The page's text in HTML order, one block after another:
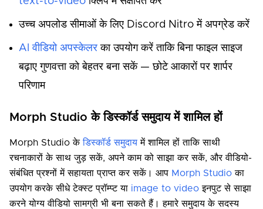
उच्च अपलोड सीमाओं के लिए Discord Nitro में अपग्रेड करें
AI वीडियो अपस्केलर का उपयोग करें ताकि बिना फाइल साइज
बढ़ाए गुणवत्ता को बेहतर बना सकें — छोटे आकारों पर शार्पर
परिणाम
Morph Studio के डिस्कॉर्ड समुदाय में शामिल हों
Morph Studio केडिस्कॉर्ड समुदाय में शामिल हों ताकि साथी
रचनाकारों के साथ जुड़ सकें, अपने काम को साझा कर सकें, और वीडियो-
संबंधित प्रश्नों में सहायता प्राप्त कर सकें। आप Morph Studio का
उपयोग करके सीधे टेक्स्ट प्रॉम्प्ट या image to video इनपुट से साझा
करने योग्य वीडियो सामग्री भी बना सकते हैं। हमारे समुदाय के सदस्य